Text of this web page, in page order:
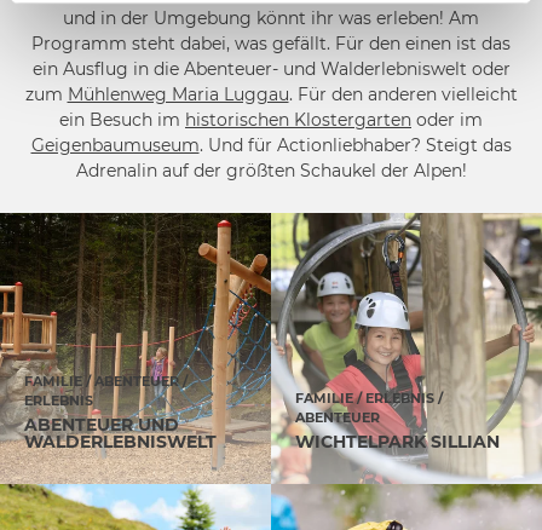
und in der Umgebung könnt ihr was erleben! Am
Programm steht dabei, was gefällt. Für den einen ist das
ein Ausflug in die Abenteuer- und Walderlebniswelt oder
zum Mühlenweg Maria Luggau. Für den anderen vielleicht
ein Besuch im historischen Klostergarten oder im
Geigenbaumuseum. Und für Actionliebhaber? Steigt das
Adrenalin auf der größten Schaukel der Alpen!
FAMILIE / ABENTEUER /
ERLEBNIS
ABENTEUER UND
WALDERLEBNISWELT
FAMILIE / ERLEBNIS /
ABENTEUER
WICHTELPARK SILLIAN